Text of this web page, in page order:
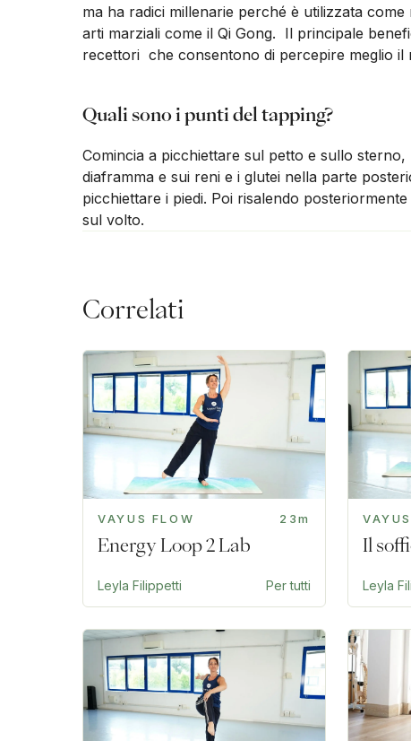
ma ha radici millenarie perché è utilizzata
arti marziali come il Qi Gong. Il principale
recettori che consentono di percepire meglio
Quali sono i punti del tapping?
Comincia a picchiettare sul petto e sullo
diaframma e sui reni e i glutei nella parte
picchiettare i piedi. Poi risalendo
sul volto.
Correlati
VAYUS FLOW 23m
Energy Loop 2 Lab
Leyla Filippetti Per tutti
Il
Leyla